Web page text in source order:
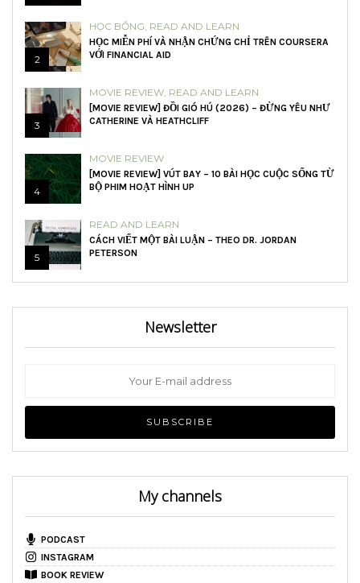
2
HỌC BỔNG READ AND LEARN
HỌC MIỄN PHÍ VÀ NHẬN CHỨNG CHỈ TRÊN COURSERA
VỚI FINANCIAL AID
3
MOVIE REVIEW READ AND LEARN
[MOVIE REVIEW] ĐỒI GIÓ HÚ (2026) – ĐỪNG YÊU NHƯ
CATHERINE VÀ HEATHCLIFF
4
MOVIE REVIEW
[MOVIE REVIEW] VÚT BAY – 10 BÀI HỌC CUỘC SỐNG TỪ
BỘ PHIM HOẠT HÌNH UP
5
READ AND LEARN
CÁCH VIẾT MỘT BÀI LUẬN – THEO DR. JORDAN
PETERSON
Newsletter
My channels
PODCAST
INSTAGRAM
BOOK REVIEW